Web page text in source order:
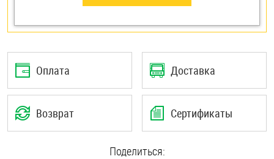
Оплата Доставка
Возврат Сертификаты
Поделиться: